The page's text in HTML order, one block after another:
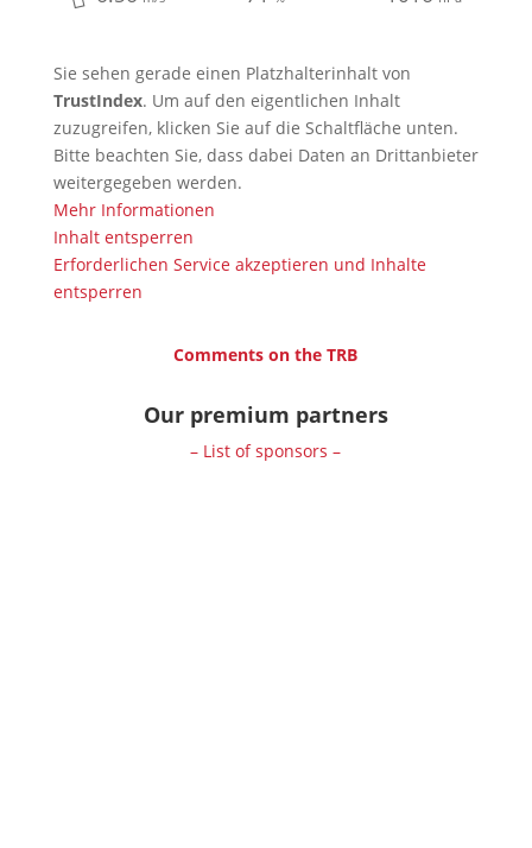
Sie sehen gerade einen Platzhalterinhalt von
TrustIndex. Um auf den eigentlichen Inhalt
zuzugreifen, klicken Sie auf die Schaltfläche unten.
Bitte beachten Sie, dass dabei Daten an Drittanbieter
weitergegeben werden.
Mehr Informationen
Inhalt entsperren
Erforderlichen Service akzeptieren und Inhalte
entsperren
Comments on the TRB
Our premium partners
– List of sponsors –